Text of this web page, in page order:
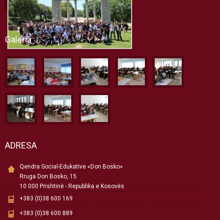
Galeria
ADRESA
Qendra Social-Edukative «Don Bosko»
Rruga Don Bosko, 15
10 000 Prishtinë - Republika e Kosovës
+383 (0)38 600 169
+383 (0)38 600 889